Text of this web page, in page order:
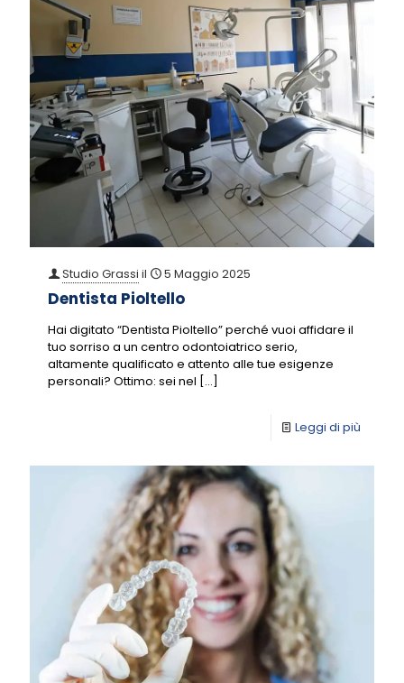
Studio Grassi il 5 Maggio 2025
Dentista Pioltello
Hai digitato “Dentista Pioltello” perché vuoi affidare il
tuo sorriso a un centro odontoiatrico serio,
altamente qualificato e attento alle tue esigenze
personali? Ottimo: sei nel […]
Leggi di più